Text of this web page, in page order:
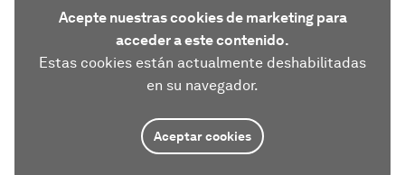
Acepte nuestras cookies de marketing para
acceder a este contenido.
Estas cookies están actualmente deshabilitadas
en su navegador.
Aceptar cookies